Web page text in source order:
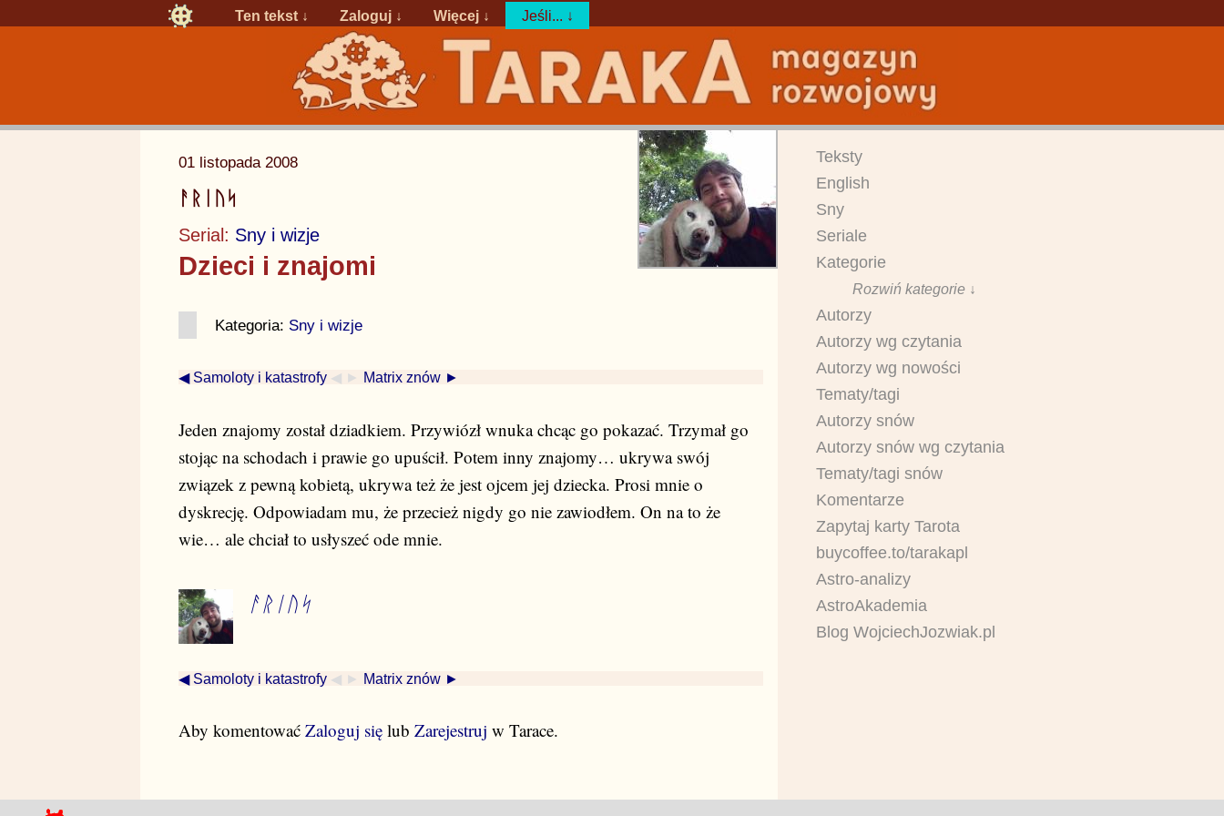
Ten tekst ↓ Zaloguj ↓ Więcej ↓ Jeśli... ↓
01 listopada 2008
ᚨᚱᛁᚢᛋ
Serial: Sny i wizje
Dzieci i znajomi
Kategoria: Sny i wizje
◀ Samoloty i katastrofy ◀ ► Matrix znów ►
Jeden znajomy został dziadkiem. Przywiózł wnuka chcąc go pokazać. Trzymał go
stojąc na schodach i prawie go upuścił. Potem inny znajomy… ukrywa swój
związek z pewną kobietą, ukrywa też że jest ojcem jej dziecka. Prosi mnie o
dyskrecję. Odpowiadam mu, że przecież nigdy go nie zawiodłem. On na to że
wie… ale chciał to usłyszeć ode mnie.
ᚨᚱᛁᚢᛋ
◀ Samoloty i katastrofy ◀ ► Matrix znów ►
Aby komentować Zaloguj się lub Zarejestruj w Tarace.
Teksty
English
Sny
Seriale
Kategorie
Rozwiń kategorie ↓
Autorzy
Autorzy wg czytania
Autorzy wg nowości
Tematy/tagi
Autorzy snów
Autorzy snów wg czytania
Tematy/tagi snów
Komentarze
Zapytaj karty Tarota
buycoffee.to/tarakapl
Astro-analizy
AstroAkademia
Blog WojciechJozwiak.pl